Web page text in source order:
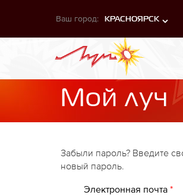
Ваш город: КРАСНОЯРСК
Мой луч
Забыли пароль? Введите
новый пароль.
Электронная почта*